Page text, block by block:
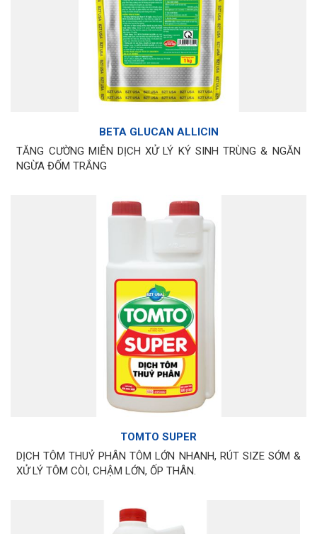
BETA GLUCAN ALLICIN
TĂNG CƯỜNG MIỄN DỊCH XỬ LÝ KÝ SINH TRÙNG & NGĂN
NGỪA ĐỐM TRẮNG
TOMTO SUPER
DỊCH TÔM THUỶ PHÂN TÔM LỚN NHANH, RÚT SIZE SỚM &
XỬ LÝ TÔM CÒI, CHẬM LỚN, ỐP THÂN.